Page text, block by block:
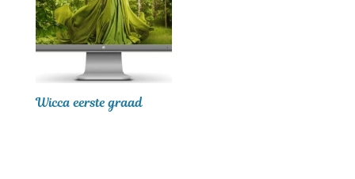
Wicca eerste graad